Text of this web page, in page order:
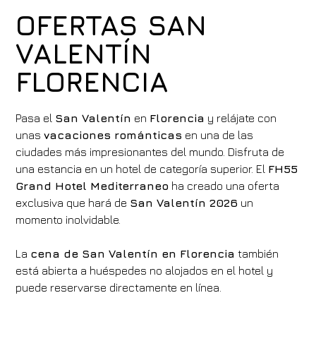
OFERTAS SAN
VALENTÍN
FLORENCIA
Pasa el San Valentín en Florencia y relájate con
unasvacaciones románticas en una de las
ciudades más impresionantes del mundo. Disfruta de
una estancia en un hotel de categoría superior. El FH55
Grand Hotel Mediterraneo ha creado una oferta
exclusiva que hará de San Valentín 2026 un
momento inolvidable.
La cena de San Valentín en Florencia también
está abierta a huéspedes no alojados en el hotel y
puede reservarse directamente en línea.